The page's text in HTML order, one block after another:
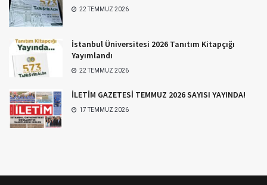
22 TEMMUZ 2026
İstanbul Üniversitesi 2026 Tanıtım Kitapçığı
Yayımlandı
22 TEMMUZ 2026
İLETİM GAZETESİ TEMMUZ 2026 SAYISI YAYINDA!
17 TEMMUZ 2026